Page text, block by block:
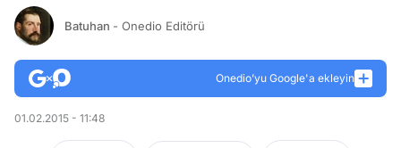
Batuhan - Onedio Editörü
Onedio’yu Google'a ekleyin
01.02.2015 - 11:48